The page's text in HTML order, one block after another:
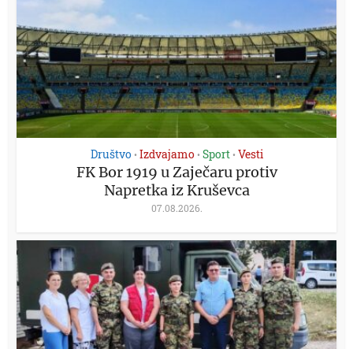
Društvo • Izdvajamo • Sport • Vesti
FK Bor 1919 u Zaječaru protiv
Napretka iz Kruševca
07.08.2026.